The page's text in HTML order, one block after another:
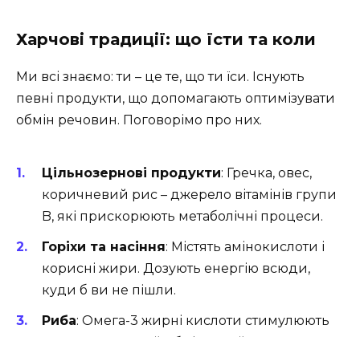
Харчові традиції: що їсти та коли
Ми всі знаємо: ти – це те, що ти їси. Існують
певні продукти, що допомагають оптимізувати
обмін речовин. Поговорімо про них.
Цільнозернові продукти: Гречка, овес,
коричневий рис – джерело вітамінів групи
B, які прискорюють метаболічні процеси.
Горіхи та насіння: Містять амінокислоти і
корисні жири. Дозують енергію всюди,
куди б ви не пішли.
Риба: Омега-3 жирні кислоти стимулюють